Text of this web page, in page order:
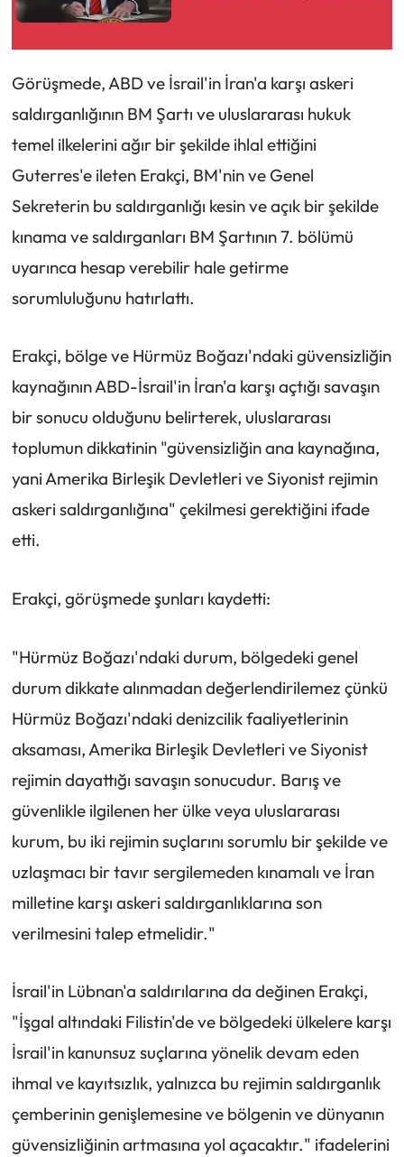
Görüşmede, ABD ve İsrail'in İran'a karşı askeri
saldırganlığının BM Şartı ve uluslararası hukuk
temel ilkelerini ağır bir şekilde ihlal ettiğini
Guterres'e ileten Erakçi, BM'nin ve Genel
Sekreterin bu saldırganlığı kesin ve açık bir şekilde
kınama ve saldırganları BM Şartının 7. bölümü
uyarınca hesap verebilir hale getirme
sorumluluğunu hatırlattı.
Erakçi, bölge ve Hürmüz Boğazı'ndaki güvensizliğin
kaynağının ABD-İsrail'in İran'a karşı açtığı savaşın
bir sonucu olduğunu belirterek, uluslararası
toplumun dikkatinin "güvensizliğin ana kaynağına,
yani Amerika Birleşik Devletleri ve Siyonist rejimin
askeri saldırganlığına" çekilmesi gerektiğini ifade
etti.
Erakçi, görüşmede şunları kaydetti:
"Hürmüz Boğazı'ndaki durum, bölgedeki genel
durum dikkate alınmadan değerlendirilemez çünkü
Hürmüz Boğazı'ndaki denizcilik faaliyetlerinin
aksaması, Amerika Birleşik Devletleri ve Siyonist
rejimin dayattığı savaşın sonucudur. Barış ve
güvenlikle ilgilenen her ülke veya uluslararası
kurum, bu iki rejimin suçlarını sorumlu bir şekilde ve
uzlaşmacı bir tavır sergilemeden kınamalı ve İran
milletine karşı askeri saldırganlıklarına son
verilmesini talep etmelidir."
İsrail'in Lübnan'a saldırılarına da değinen Erakçi,
"İşgal altındaki Filistin'de ve bölgedeki ülkelere karşı
İsrail'in kanunsuz suçlarına yönelik devam eden
ihmal ve kayıtsızlık, yalnızca bu rejimin saldırganlık
çemberinin genişlemesine ve bölgenin ve dünyanın
güvensizliğinin artmasına yol açacaktır." ifadelerini